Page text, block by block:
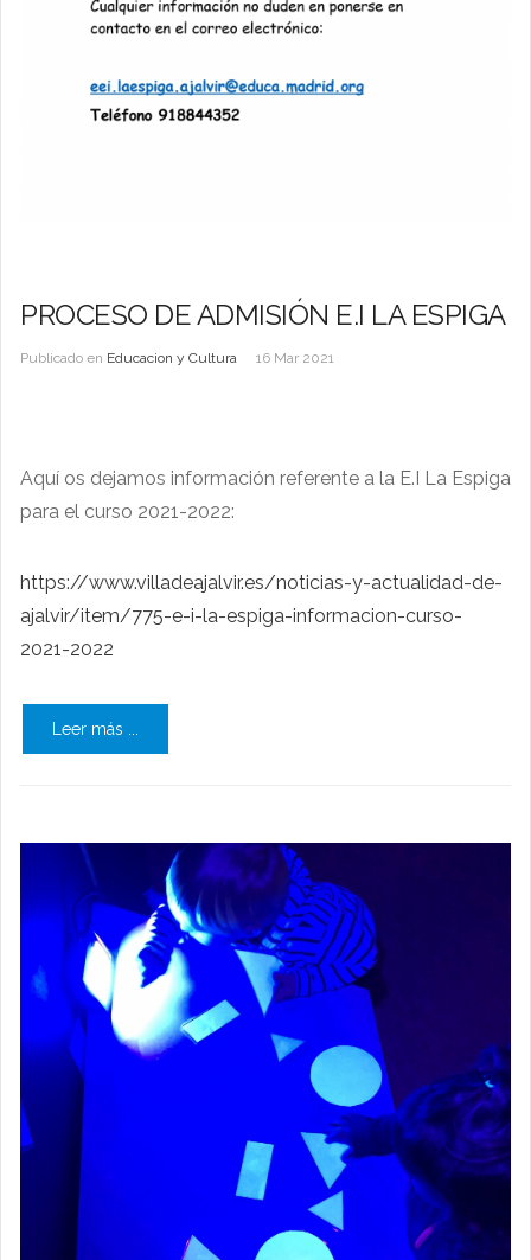
PROCESO DE ADMISIÓN E.I LA ESPIGA
Publicado en Educacion y Cultura 16 Mar 2021
Aquí os dejamos información referente a la E.I La Espiga
para el curso 2021-2022:
https://www.villadeajalvir.es/noticias-y-actualidad-de-
ajalvir/item/775-e-i-la-espiga-informacion-curso-
2021-2022
Leer más ...